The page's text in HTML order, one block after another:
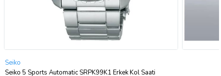
Seiko
Seiko 5 Sports Automatic SRPK99K1 Erkek Kol Saati